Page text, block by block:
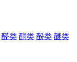
醛类 酮类 酚类 醚类